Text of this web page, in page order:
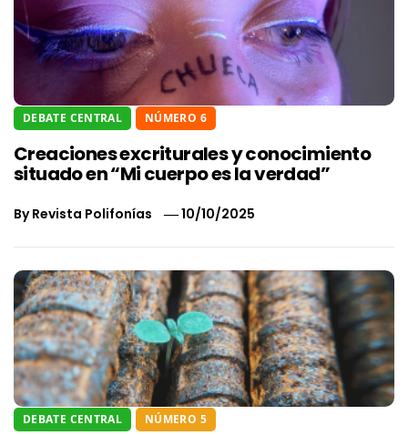
DEBATE CENTRAL NÚMERO 6
Creaciones excriturales y conocimiento
situado en “Mi cuerpo es la verdad”
ByRevista Polifonías 10/10/2025
DEBATE CENTRAL NÚMERO 5